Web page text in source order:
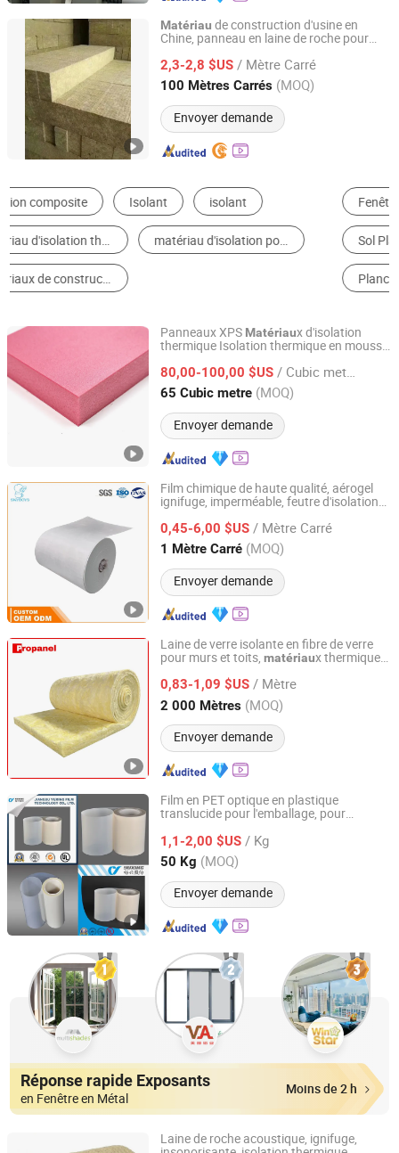
Matériau de construction d'usine en
Chine, panneau en laine de roche pour
2,3-2,8 $US / Mètre Carré
100 Mètres Carrés (MOQ)
Envoyer demande
Hangzhou Panovf New Material Technology Co., Ltd.
Shanghai, China Depuis 2024
Fenêtre en Métal Maison Conteneur
Sol Plastique Plancher Stratifié
Panneaux XPS Matériaux d'isolation
thermique Isolation thermique en mousse
sous-sol
80,00-100,00 $US / Cubic metre
65 Cubic metre (MOQ)
Envoyer demande
Guangdong Kejia Energy-Saving Technology Co., Ltd.
Guangdong, China Depuis 2026
Film chimique de haute qualité, aérogel
ignifuge, imperméable, feutre d'isolation
d'isolation en aérogel de silice, prix pour
l'isolation des toits et des murs
0,45-6,00 $US / Mètre Carré
1 Mètre Carré (MOQ)
Envoyer demande
Skyboys (Hangzhou) Technology Co., Ltd.
Zhejiang, China Depuis 2024
Laine de verre isolante en fibre de verre
pour murs et toits, matériaux thermiques
0,83-1,09 $US / Mètre
2 000 Mètres (MOQ)
Envoyer demande
CHENGDU PROPANEL TECH CO., LTD
Sichuan, China Depuis 2025
Film en PET optique en plastique
translucide pour l'emballage, pour
matériau de fond pour cellules solaires,
isolation électrique (6023D) avec UL
1,1-2,00 $US / Kg
50 Kg (MOQ)
Envoyer demande
Jiangsu Yuxing Film Technology Co., Ltd.
Jiangsu, China Depuis 2013
Réponse rapide Exposants
en Fenêtre en Métal
Moins de 2 h
Laine de roche acoustique, ignifuge,